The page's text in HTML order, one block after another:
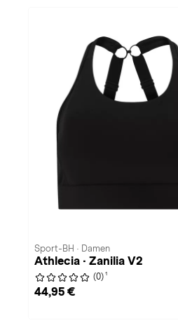
Sport-BH · Damen
Athlecia · Zanilia V2
(0) 1
44,95 €